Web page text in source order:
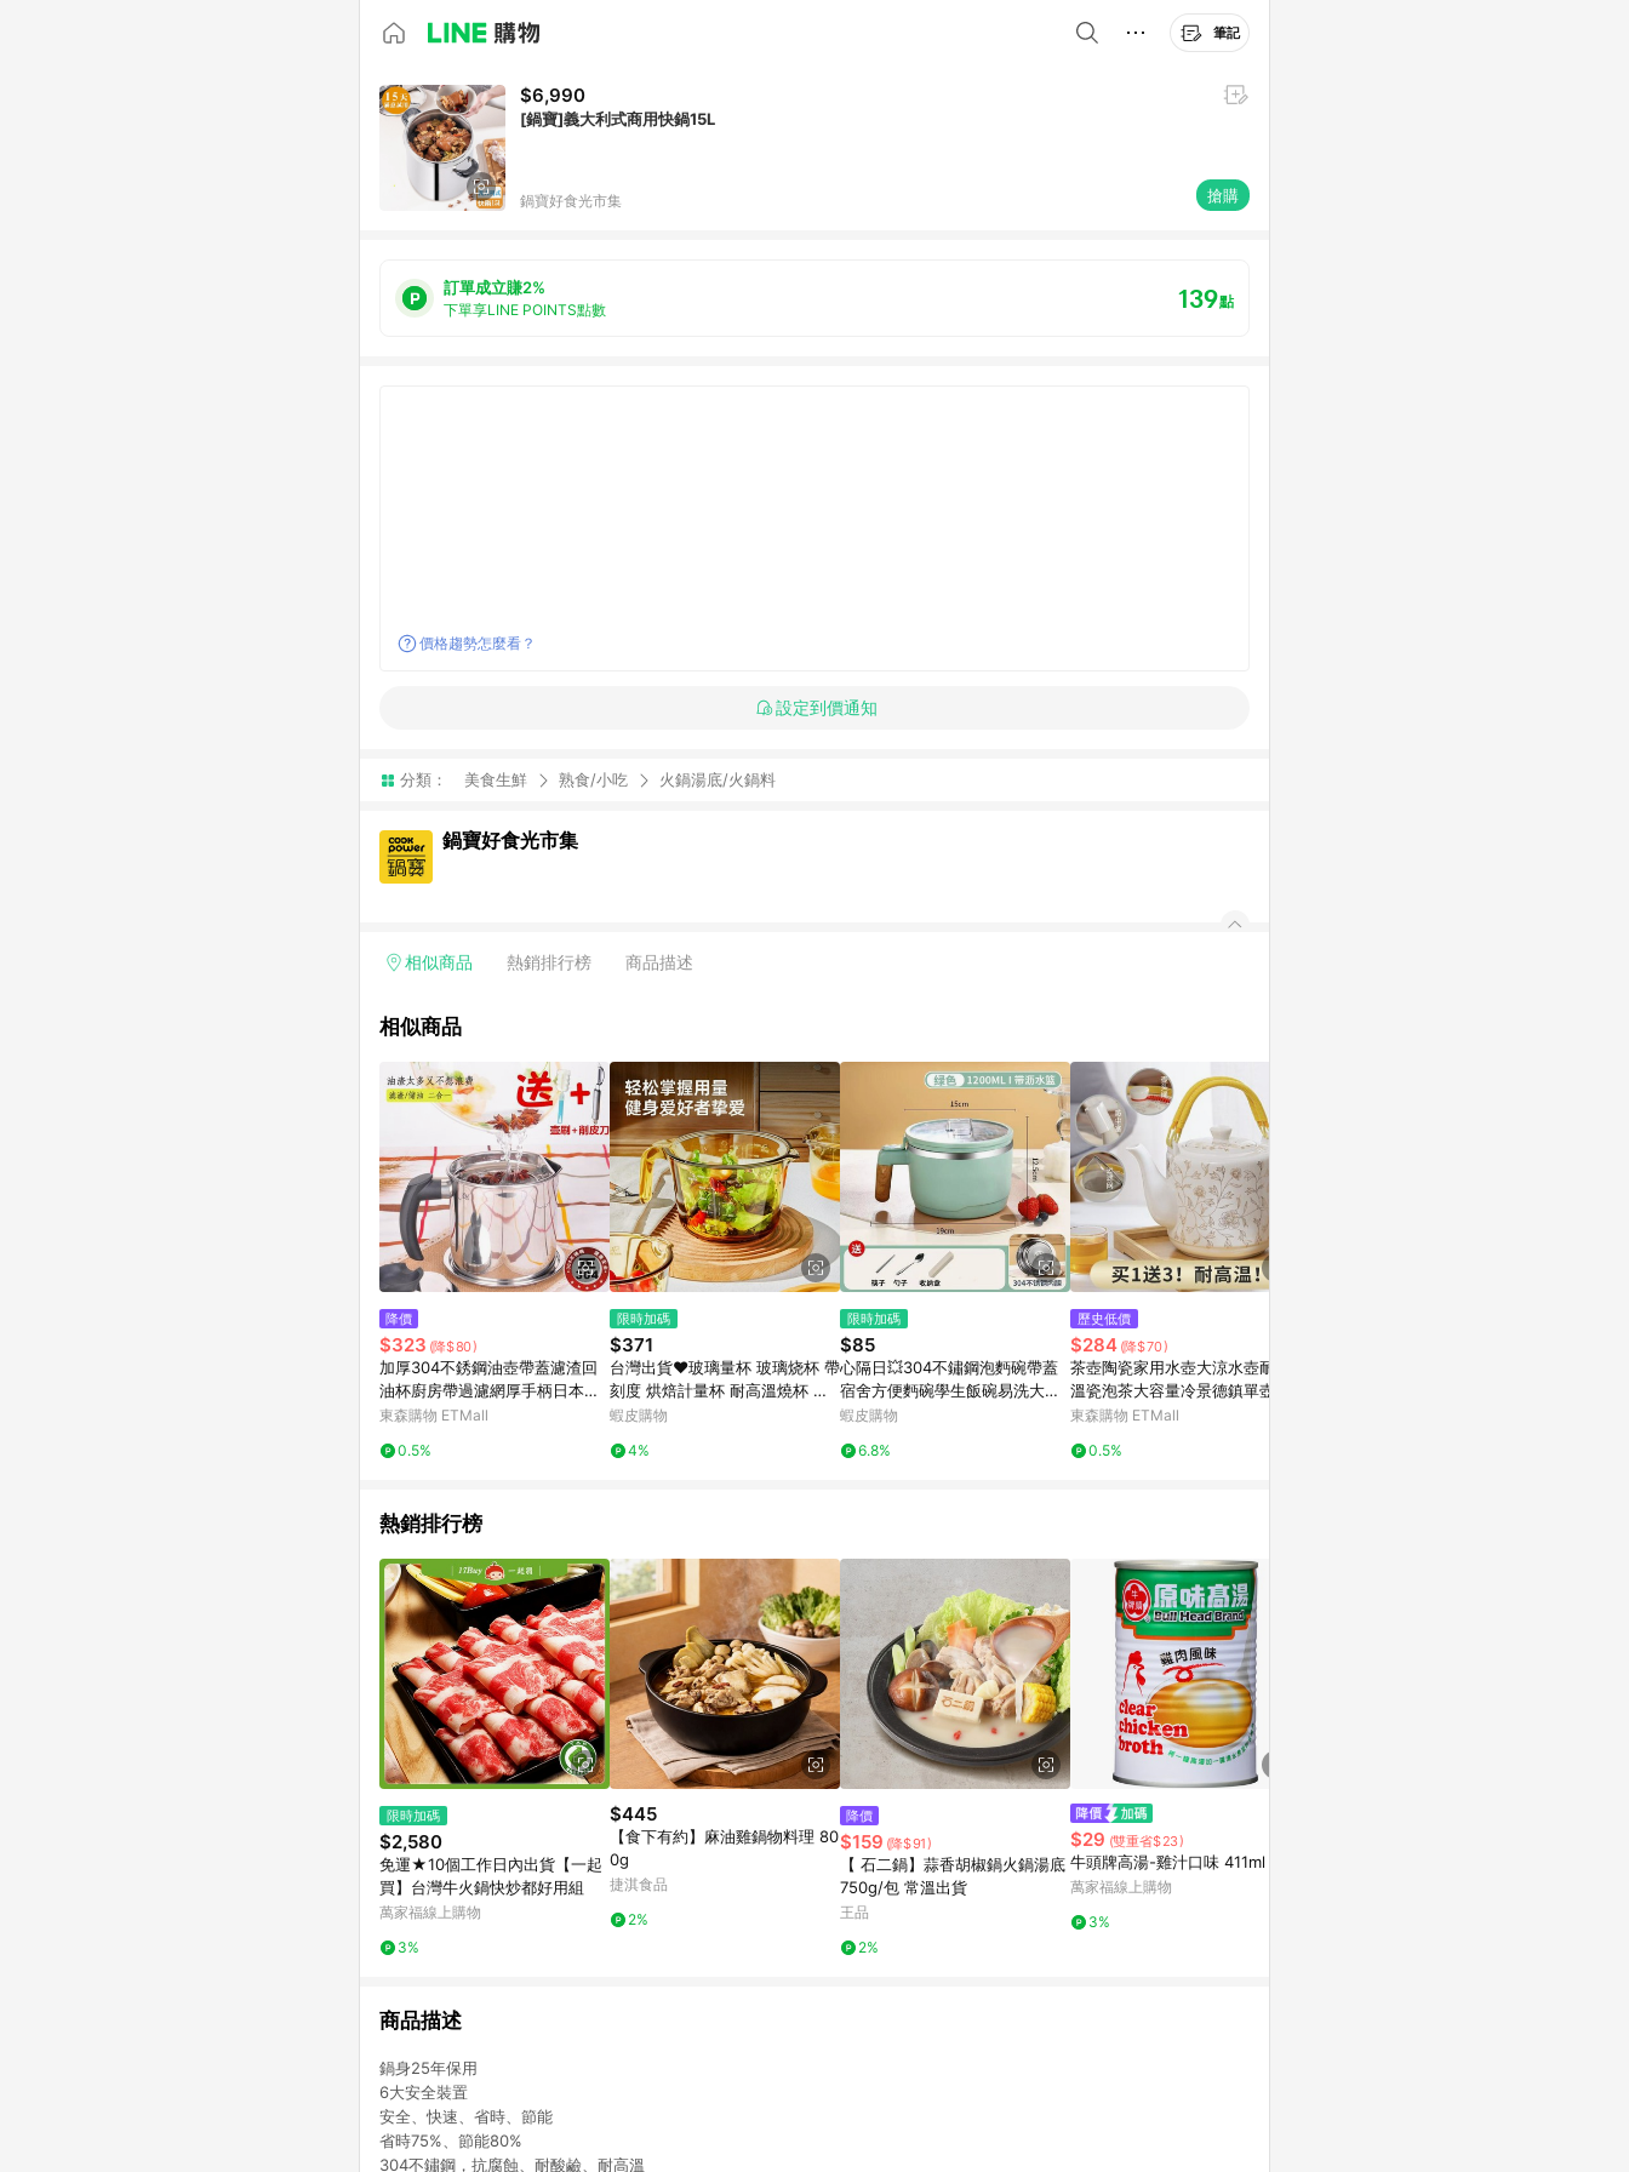
筆記
$6,990
[鍋寶]義大利式商用快鍋15L
鍋寶好食光市集 搶購
訂單成立賺2%
下單享LINE POINTS點數 139點
價格趨勢怎麼看？
設定到價通知
分類： 美食生鮮 熟食/小吃 火鍋湯底/火鍋料
鍋寶好食光市集
相似商品 熱銷排行榜 商品描述
相似商品
降價
$323 (降$80)
加厚304不銹鋼油壺帶蓋濾渣回
油杯廚房帶過濾網厚手柄日本儲
油罐
東森購物 ETMall
0.5%
限時加碼
$371
台灣出貨❤玻璃量杯 玻璃烧杯 帶
刻度 烘焙計量杯 耐高溫燒杯 咖
啡玻璃量杯 耐熱量杯 麵粉量杯
蝦皮購物
4%
限時加碼
$85
心隔日💥304不鏽鋼泡麪碗帶蓋
宿舍方便麪碗學生飯碗易洗大容
量上班族飯盒
蝦皮購物
6.8%
歷史低價
$284 (降$70)
茶壺陶瓷家用水壺大涼水壺耐高
溫瓷泡茶大容量冷景德鎮單壺瓷
茶壺
東森購物 ETMall
0.5%
熱銷排行榜
限時加碼
$2,580
免運★10個工作日內出貨【一起
買】台灣牛火鍋快炒都好用組
萬家福線上購物
3%
$445
【食下有約】麻油雞鍋物料理 80
0g
捷淇食品
2%
降價
$159 (降$91)
【 石二鍋】蒜香胡椒鍋火鍋湯底
750g/包 常溫出貨
王品
2%
$29 (雙重省$23)
牛頭牌高湯-雞汁口味 411ml
萬家福線上購物
3%
商品描述
鍋身25年保用
6大安全裝置
安全、快速、省時、節能
省時75%、節能80%
304不鏽鋼，抗腐蝕、耐酸鹼、耐高溫